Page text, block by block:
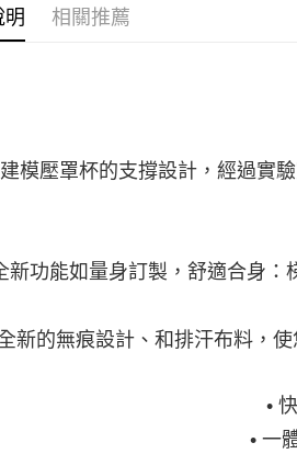
明 相關推薦
模壓罩杯的支撐設計，經過實
新功能如量身訂製，舒適合身：
新的無痕設計、和排汗布料，
•
• 一